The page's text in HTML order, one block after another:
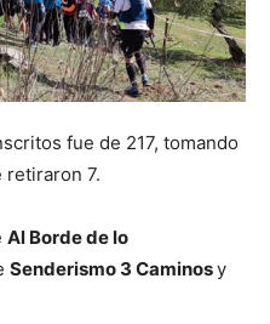
fue de 217, tomando
retiraron 7.
Al Borde de lo
Senderismo 3 Caminosy